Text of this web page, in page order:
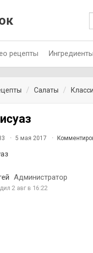
рецепты Ингредиенты
Салаты
5 мая 2017
Администратор
2 авг в 16:22